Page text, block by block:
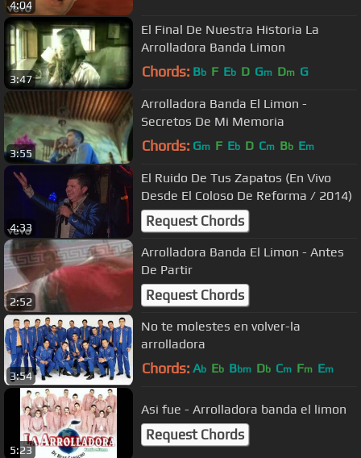
4:04
3:47
El Final De Nuestra Historia La
Arrolladora Banda Limon
Chords: Bb F Eb D Gm Dm G
3:55
Arrolladora Banda El Limon -
Secretos De Mi Memoria
Chords: Gm F Eb D Cm Bb Em
4:33
El Ruido De Tus Zapatos (En Vivo
Desde El Coloso De Reforma / 2014)
Request Chords
2:52
Arrolladora Banda El Limon - Antes
De Partir
Request Chords
3:54
No te molestes en volver-la
arrolladora
Chords: Ab Eb Bbm Db Cm Fm Em
5:23
Asi fue - Arrolladora banda el limon
Request Chords